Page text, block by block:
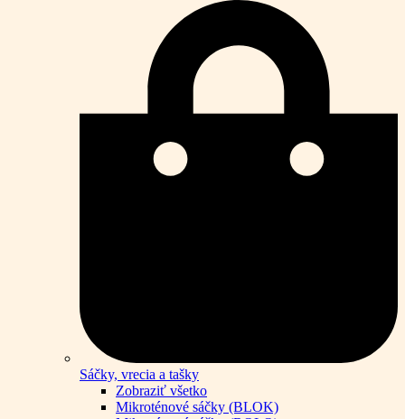
Sáčky, vrecia a tašky
Zobraziť všetko
Mikroténové sáčky (BLOK)